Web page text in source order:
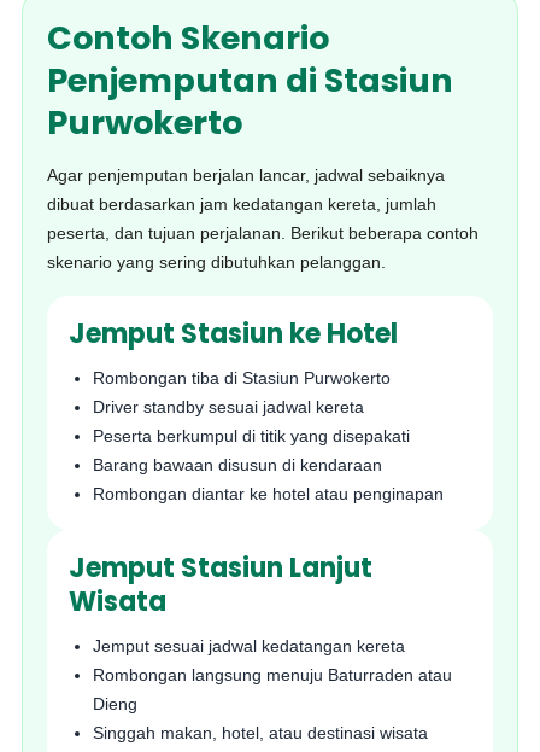
Contoh Skenario
Penjemputan di Stasiun
Purwokerto
Agar penjemputan berjalan lancar, jadwal sebaiknya
dibuat berdasarkan jam kedatangan kereta, jumlah
peserta, dan tujuan perjalanan. Berikut beberapa contoh
skenario yang sering dibutuhkan pelanggan.
Jemput Stasiun ke Hotel
Rombongan tiba di Stasiun Purwokerto
Driver standby sesuai jadwal kereta
Peserta berkumpul di titik yang disepakati
Barang bawaan disusun di kendaraan
Rombongan diantar ke hotel atau penginapan
Jemput Stasiun Lanjut
Wisata
Jemput sesuai jadwal kedatangan kereta
Rombongan langsung menuju Baturraden atau
Dieng
Singgah makan, hotel, atau destinasi wisata